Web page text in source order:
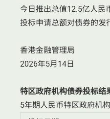
今日推出总值12.5亿人民
投标申请总额对债券的发
香港金融管理局
2026年5月14日
特区政府机构债券投标结
5年期人民币特区政府机